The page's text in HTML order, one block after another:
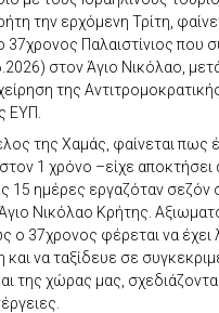
την ερχόμενη Τρίτη,
37χρονος Παλαιστίνιος που
στον Άγιο Νικόλαο,
της
ΕΥΠ.
της Χαμάς, φαίνεται πως
1 χρόνο –είχε
15 ημέρες εργαζόταν σεζόν
Νικόλαο Κρήτης.
ο 37χρονος φέρεται να έχει
και να ταξίδευε σε
της χώρας μας,